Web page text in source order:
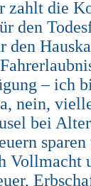
zahlt die
den
den
– ich
nein,
bei
Vollmacht